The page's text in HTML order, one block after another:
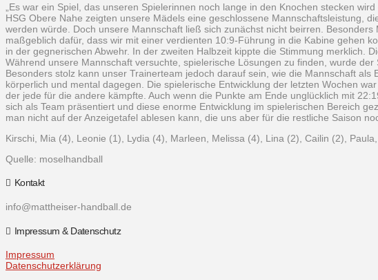
„Es war ein Spiel, das unseren Spielerinnen noch lange in den Knochen stecken
HSG Obere Nahe zeigten unsere Mädels eine geschlossene Mannschaftsleistung,
werden würde. Doch unsere Mannschaft ließ sich zunächst nicht beirren.
maßgeblich dafür, dass wir mit einer verdienten 10:9-Führung in die Kabine gehen
in der gegnerischen Abwehr. In der zweiten Halbzeit kippte die Stimmung merklich.
Während unsere Mannschaft versuchte, spielerische Lösungen zu finden, wurde
Besonders stolz kann unser Trainerteam jedoch darauf sein, wie die Mannschaft
körperlich und mental dagegen. Die spielerische Entwicklung der letzten Wochen
der jede für die andere kämpfte. Auch wenn die Punkte am Ende unglücklich mit
sich als Team präsentiert und diese enorme Entwicklung im spielerischen Bereich
man nicht auf der Anzeigetafel ablesen kann, die uns aber für die restliche Saison
Kirschi, Mia (4), Leonie (1), Lydia (4), Marleen, Melissa (4), Lina (2), Cailin (2),
Quelle: moselhandball
Kontakt
info@mattheiser-handball.de
Impressum & Datenschutz
Impressum
Datenschutzerklärung